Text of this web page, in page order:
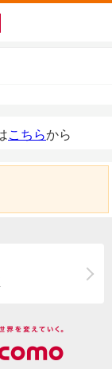
こちらから